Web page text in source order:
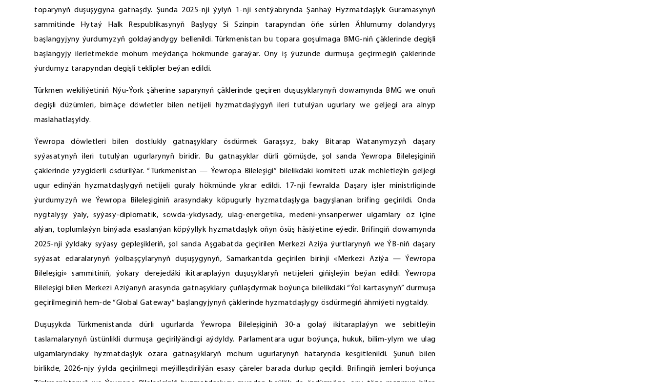
toparynyň duşuşygyna gatnaşdy. Şunda 2025-nji ýylyň 1-nji sentýabrynda Şanhaý Hyzmatdaşlyk Guramasynyň
sammitinde Hytaý Halk Respublikasynyň Başlygy Si Szinpin tarapyndan öňe sürlen Ählumumy dolandyryş
başlangyjyny ýurdumyzyň goldaýandygy bellenildi. Türkmenistan bu topara goşulmaga BMG-niň çäklerinde degişli
başlangyjy ilerletmekde möhüm meýdança hökmünde garaýar. Ony iş ýüzünde durmuşa geçirmegiň çäklerinde
ýurdumyz tarapyndan degişli teklipler beýan edildi.
Türkmen wekiliýetiniň Nýu-Ýork şäherine saparynyň çäklerinde geçiren duşuşyklarynyň dowamynda BMG we onuň
degişli düzümleri, birnäçe döwletler bilen netijeli hyzmatdaşlygyň ileri tutulýan ugurlary we geljegi ara alnyp
maslahatlaşyldy.
Ýewropa döwletleri bilen dostlukly gatnaşyklary ösdürmek Garaşsyz, baky Bitarap Watanymyzyň daşary
syýasatynyň ileri tutulýan ugurlarynyň biridir. Bu gatnaşyklar dürli görnüşde, şol sanda Ýewropa Bileleşiginiň
çäklerinde yzygiderli ösdürilýär. “Türkmenistan — Ýewropa Bileleşigi” bilelikdäki komiteti uzak möhletleýin geljegi
ugur edinýän hyzmatdaşlygyň netijeli guraly hökmünde ykrar edildi. 17-nji fewralda Daşary işler ministrliginde
ýurdumyzyň we Ýewropa Bileleşiginiň arasyndaky köpugurly hyzmatdaşlyga bagyşlanan brifing geçirildi. Onda
nygtalyşy ýaly, syýasy-diplomatik, söwda-ykdysady, ulag-energetika, medeni-ynsanperwer ulgamlary öz içine
alýan, toplumlaýyn binýada esaslanýan köpýyllyk hyzmatdaşlyk oňyn ösüş häsiýetine eýedir. Brifingiň dowamynda
2025-nji ýyldaky syýasy gepleşikleriň, şol sanda Aşgabatda geçirilen Merkezi Aziýa ýurtlarynyň we ÝB-niň daşary
syýasat edaralarynyň ýolbaşçylarynyň duşuşygynyň, Samarkantda geçirilen birinji «Merkezi Aziýa — Ýewropa
Bileleşigi» sammitiniň, ýokary derejedäki ikitaraplaýyn duşuşyklaryň netijeleri giňişleýin beýan edildi. Ýewropa
Bileleşigi bilen Merkezi Aziýanyň arasynda gatnaşyklary çuňlaşdyrmak boýunça bilelikdäki “Ýol kartasynyň” durmuşa
geçirilmeginiň hem-de “Global Gateway” başlangyjynyň çäklerinde hyzmatdaşlygy ösdürmegiň ähmiýeti nygtaldy.
Duşuşykda Türkmenistanda dürli ugurlarda Ýewropa Bileleşiginiň 30-a golaý ikitaraplaýyn we sebitleýin
taslamalarynyň üstünlikli durmuşa geçirilýändigi aýdyldy. Parlamentara ugur boýunça, hukuk, bilim-ylym we ulag
ulgamlaryndaky hyzmatdaşlyk özara gatnaşyklaryň möhüm ugurlarynyň hatarynda kesgitlenildi. Şunuň bilen
birlikde, 2026-njy ýylda geçirilmegi meýilleşdirilýän esasy çäreler barada durlup geçildi. Brifingiň jemleri boýunça